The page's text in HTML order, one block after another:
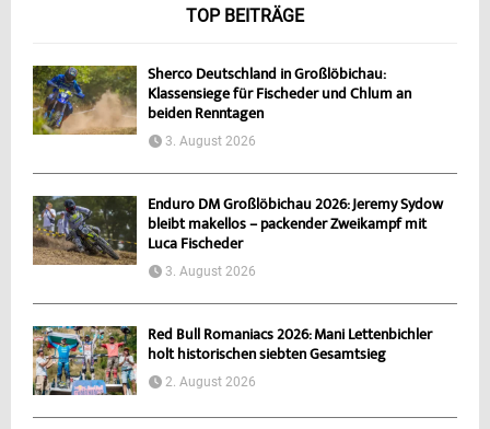
TOP BEITRÄGE
Sherco Deutschland in Großlöbichau:
Klassensiege für Fischeder und Chlum an
beiden Renntagen
3. August 2026
Enduro DM Großlöbichau 2026: Jeremy Sydow
bleibt makellos – packender Zweikampf mit
Luca Fischeder
3. August 2026
Red Bull Romaniacs 2026: Mani Lettenbichler
holt historischen siebten Gesamtsieg
2. August 2026